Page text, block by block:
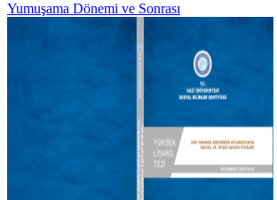
Yumuşama Dönemi ve Sonrası